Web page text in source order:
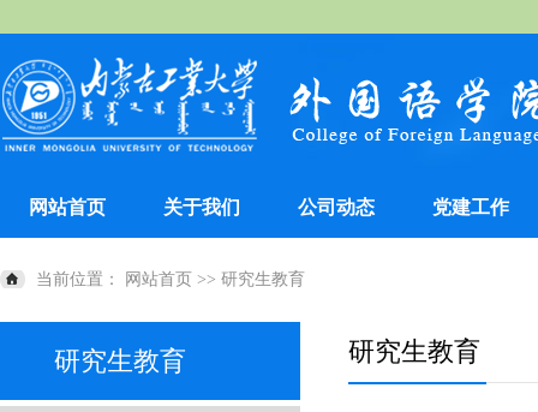
网站首页 关于我们 公司动态 党建工作
当前位置： 网站首页 >> 研究生教育
研究生教育 研究生教育